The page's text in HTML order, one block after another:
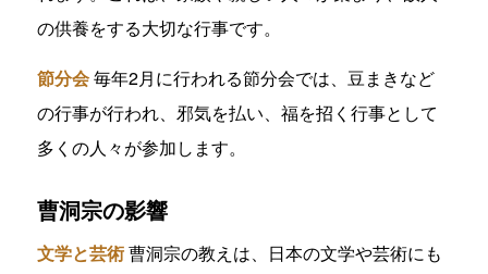
の供養をする大切な行事です。
節分会毎年2月に行われる節分会では、豆まきなど
の行事が行われ、邪気を払い、福を招く行事として
多くの人々が参加します。
曹洞宗の影響
文学と芸術曹洞宗の教えは、日本の文学や芸術にも